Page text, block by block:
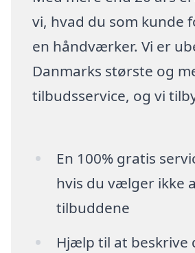
vi, hvad du som kunde
en håndværker. Vi er
Danmarks største og
tilbudsservice, og vi
En 100% gratis
hvis du vælger ikke
tilbuddene
Hjælp til at beskrive